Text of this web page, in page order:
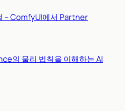
– ComfyUI에서 Partner
의 물리 법칙을 이해하는 AI